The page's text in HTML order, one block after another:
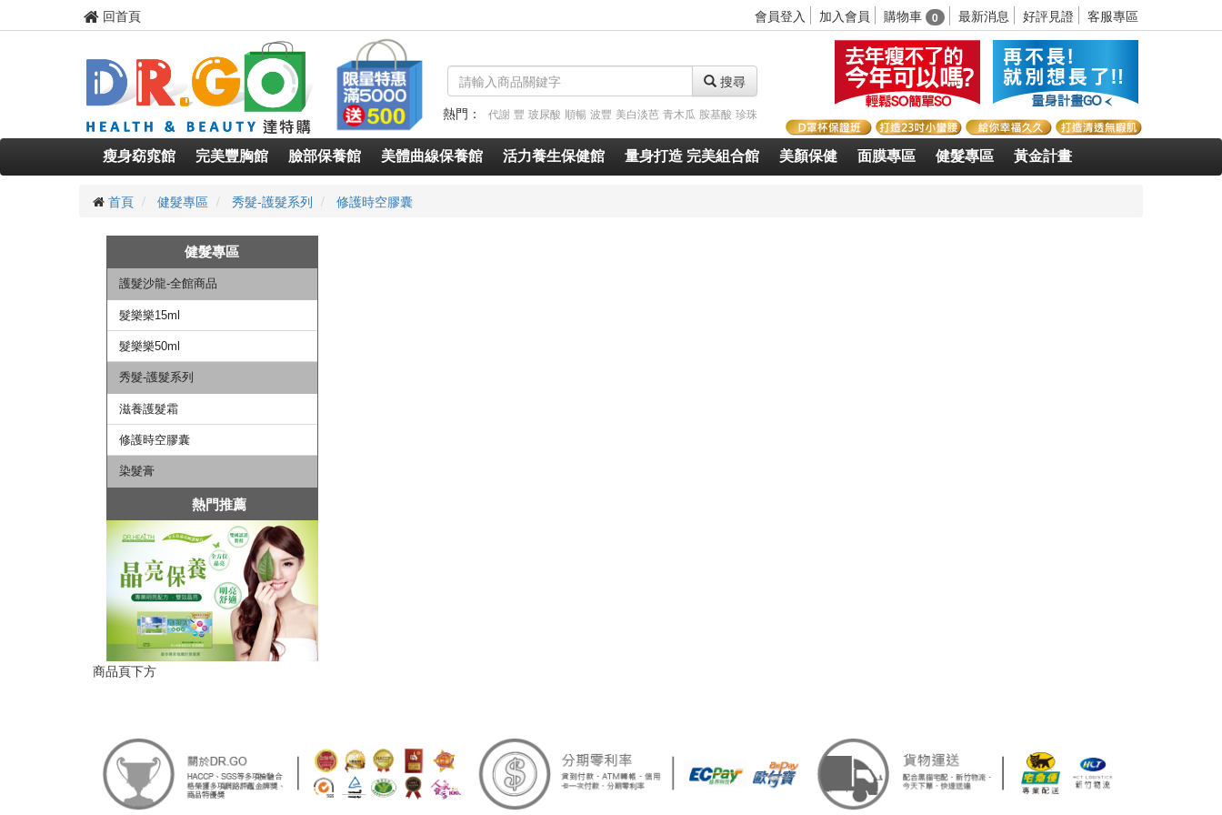
回首頁 會員登入 加入會員 購物車 0 最新消息 好評見證 客服專區
搜尋
熱門：
代謝 豐 玻尿酸 順暢 波豐 美白淡芭 青木瓜 胺基酸 珍珠
瘦身窈窕館 完美豐胸館 臉部保養館 美體曲線保養館 活力養生保健館 量身打造 完美組合館 美顏保健 面膜專區 健髮專區 黃金計畫
首頁 健髮專區 秀髮-護髮系列 修護時空膠囊
健髮專區
護髮沙龍-全館商品
髮樂樂15ml
髮樂樂50ml
秀髮-護髮系列
滋養護髮霜
修護時空膠囊
染髮膏
熱門推薦
商品頁下方